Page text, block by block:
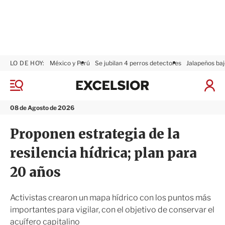
M
n
08 de Agosto de 2026
LO DE HOY: México y Perú Se jubilan 4 perros detectores Jalapeños
I
ó
x
s
i
r
Proponen estrategia de la
resilencia hídrica; plan para
20 años
Activistas crearon un mapa hídrico con los puntos más
importantes para vigilar, con el objetivo de conservar el
acuífero capitalino